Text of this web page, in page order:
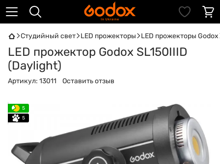
Студийный свет LED прожекторы LED прожекторы Godox
LED прожектор Godox SL150IIID
(Daylight)
Артикул: 13011 Оставить отзыв
5
5